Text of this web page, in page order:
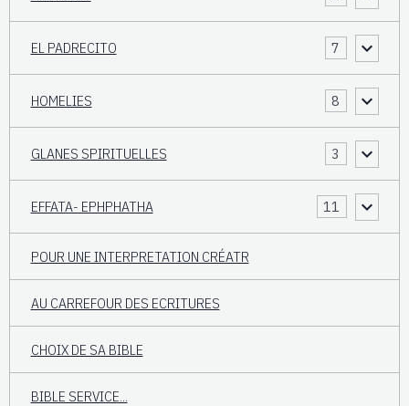
EL PADRECITO 7
HOMELIES 8
GLANES SPIRITUELLES 3
EFFATA- EPHPHATHA 11
POUR UNE INTERPRETATION CRÉATR
AU CARREFOUR DES ECRITURES
CHOIX DE SA BIBLE
BIBLE SERVICE...